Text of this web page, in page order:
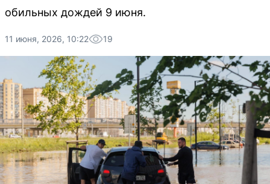
обильных дождей 9 июня.
11 июня, 2026, 10:22 19